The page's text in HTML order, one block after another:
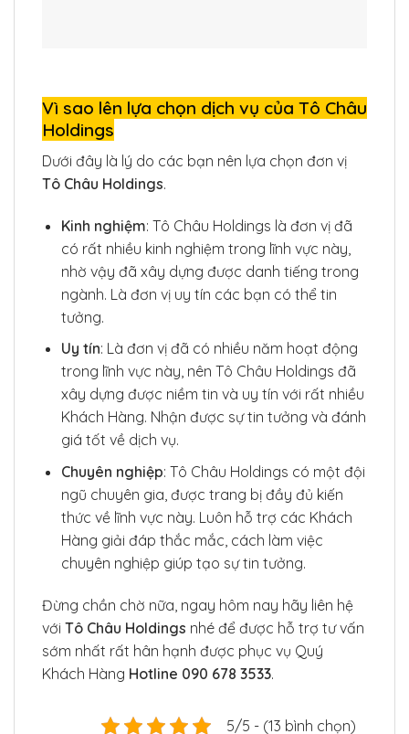
Vì sao lên lựa chọn dịch vụ của Tô Châu
Holdings
Dưới đây là lý do các bạn nên lựa chọn đơn vị
Tô Châu Holdings.
Kinh nghiệm: Tô Châu Holdings là đơn vị đã
có rất nhiều kinh nghiệm trong lĩnh vực này,
nhờ vậy đã xây dựng được danh tiếng trong
ngành. Là đơn vị uy tín các bạn có thể tin
tưởng.
Uy tín: Là đơn vị đã có nhiều năm hoạt động
trong lĩnh vực này, nên Tô Châu Holdings đã
xây dựng được niềm tin và uy tín với rất nhiều
Khách Hàng. Nhận được sự tin tưởng và đánh
giá tốt về dịch vụ.
Chuyên nghiệp: Tô Châu Holdings có một đội
ngũ chuyên gia, được trang bị đầy đủ kiến
thức về lĩnh vực này. Luôn hỗ trợ các Khách
Hàng giải đáp thắc mắc, cách làm việc
chuyên nghiệp giúp tạo sự tin tưởng.
Đừng chần chờ nữa, ngay hôm nay hãy liên hệ
với Tô Châu Holdings nhé để được hỗ trợ tư vấn
sớm nhất rất hân hạnh được phục vụ Quý
Khách Hàng Hotline 090 678 3533.
5/5 - (13 bình chọn)